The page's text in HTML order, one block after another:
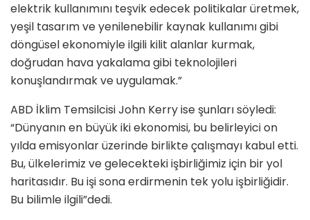
elektrik kullanımını teşvik edecek politikalar üretmek,
yeşil tasarım ve yenilenebilir kaynak kullanımı gibi
döngüsel ekonomiyle ilgili kilit alanlar kurmak,
doğrudan hava yakalama gibi teknolojileri
konuşlandırmak ve uygulamak.”
ABD İklim Temsilcisi John Kerry ise şunları söyledi:
“Dünyanın en büyük iki ekonomisi, bu belirleyici on
yılda emisyonlar üzerinde birlikte çalışmayı kabul etti.
Bu, ülkelerimiz ve gelecekteki işbirliğimiz için bir yol
haritasıdır. Bu işi sona erdirmenin tek yolu işbirliğidir.
Bu bilimle ilgili”dedi.